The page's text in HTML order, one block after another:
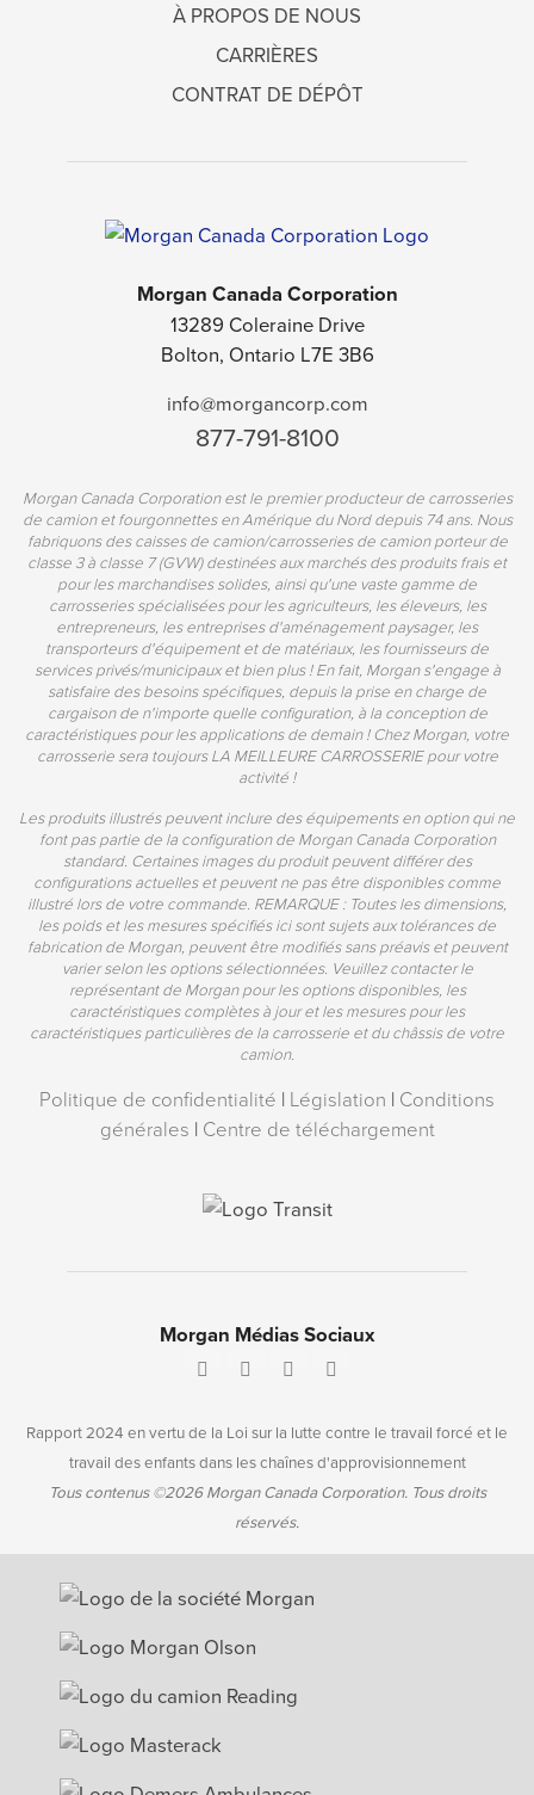
À PROPOS DE NOUS
CARRIÈRES
CONTRAT DE DÉPÔT
Morgan Canada Corporation
13289 Coleraine Drive
Bolton, Ontario L7E 3B6
info@morgancorp.com
877-791-8100
Morgan Canada Corporation est le premier producteur de carrosseries
de camion et fourgonnettes en Amérique du Nord depuis 74 ans. Nous
fabriquons des caisses de camion/carrosseries de camion porteur de
classe 3 à classe 7 (GVW) destinées aux marchés des produits frais et
pour les marchandises solides, ainsi qu'une vaste gamme de
carrosseries spécialisées pour les agriculteurs, les éleveurs, les
entrepreneurs, les entreprises d'aménagement paysager, les
transporteurs d'équipement et de matériaux, les fournisseurs de
services privés/municipaux et bien plus ! En fait, Morgan s'engage à
satisfaire des besoins spécifiques, depuis la prise en charge de
cargaison de n'importe quelle configuration, à la conception de
caractéristiques pour les applications de demain ! Chez Morgan, votre
carrosserie sera toujours LA MEILLEURE CARROSSERIE pour votre
activité !
Les produits illustrés peuvent inclure des équipements en option qui ne
font pas partie de la configuration de Morgan Canada Corporation
standard. Certaines images du produit peuvent différer des
configurations actuelles et peuvent ne pas être disponibles comme
illustré lors de votre commande. REMARQUE : Toutes les dimensions,
les poids et les mesures spécifiés ici sont sujets aux tolérances de
fabrication de Morgan, peuvent être modifiés sans préavis et peuvent
varier selon les options sélectionnées. Veuillez contacter le
représentant de Morgan pour les options disponibles, les
caractéristiques complètes à jour et les mesures pour les
caractéristiques particulières de la carrosserie et du châssis de votre
camion.
Politique de confidentialité | Législation | Conditions
générales | Centre de téléchargement
Morgan Médias Sociaux
Rapport 2024 en vertu de la Loi sur la lutte contre le travail forcé et le
travail des enfants dans les chaînes d'approvisionnement
Tous contenus ©2026 Morgan Canada Corporation. Tous droits
réservés.